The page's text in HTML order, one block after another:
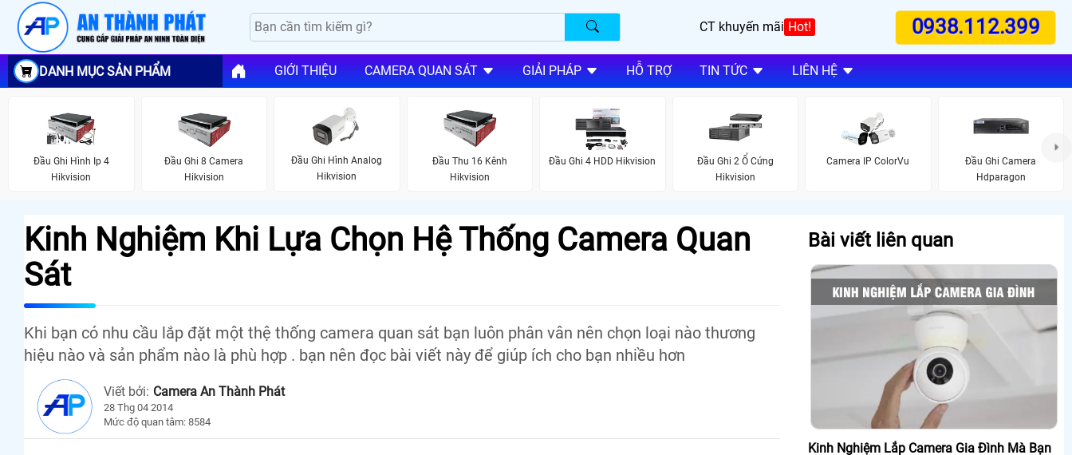
CT khuyến mãi Hot! 0938.112.399
DANH MỤC SẢN PHẨM GIỚI THIỆU CAMERA QUAN SÁT GIẢI PHÁP HỖ TRỢ TIN TỨC LIÊN HỆ
Đầu Ghi Hình Ip 4
Hikvision
Đầu Ghi 8 Camera
Hikvision
Đầu Ghi Hình Analog
Hikvision
Đầu Thu 16 Kênh
Hikvision
Đầu Ghi 4 HDD Hikvision
Đầu Ghi 2 Ổ Cứng
Hikvision
Camera IP ColorVu
Đầu Ghi Camera
Hdparagon
Kinh Nghiệm Khi Lựa Chọn Hệ Thống Camera Quan
Sát
Khi bạn có nhu cầu lắp đặt một thệ thống camera quan sát bạn luôn phân vân nên chọn loại nào thương
hiệu nào và sản phẩm nào là phù hợp . bạn nên đọc bài viết này để giúp ích cho bạn nhiều hơn
Viết bởi: Camera An Thành Phát
28 Thg 04 2014
Mức độ quan tâm: 8584
Bài viết liên quan
Kinh Nghiệm Lắp Camera Gia Đình Mà Bạn